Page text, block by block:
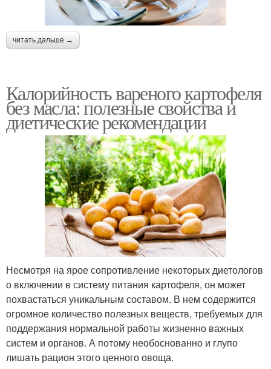
читать дальше →
Калорийность вареного картофеля
без масла: полезные свойства и
диетические рекомендации
Несмотря на ярое сопротивление некоторых диетологов
о включении в систему питания картофеля, он может
похвастаться уникальным составом. В нем содержится
огромное количество полезных веществ, требуемых для
поддержания нормальной работы жизненно важных
систем и органов. А потому необоснованно и глупо
лишать рацион этого ценного овоща.